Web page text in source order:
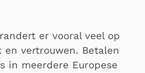
er vooral veel op
en vertrouwen. Betalen
in meerdere Europese